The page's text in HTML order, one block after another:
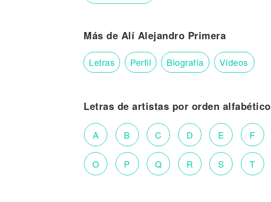
Más de Alí Alejandro Primera
Letras Perfil Biografía Vídeos
Letras de artistas por orden alfabético
A B C D E F
O P Q R S T